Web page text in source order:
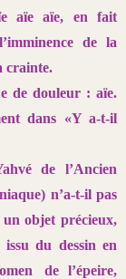
aïe aïe, en fait
l’imminence de la
crainte.
de douleur : aïe.
dans «Y a-t-il
de l’Ancien
n’a-t-il pas
objet précieux,
issu du dessin en
de l’épeire,